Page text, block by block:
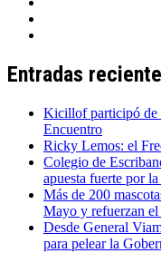
Entradas
Kicillof participó de
Encuentro
Ricky Lemos: el
Colegio de
apuesta fuerte por
Más de 200
Mayo y refuerzan el
Desde General
para pelear la